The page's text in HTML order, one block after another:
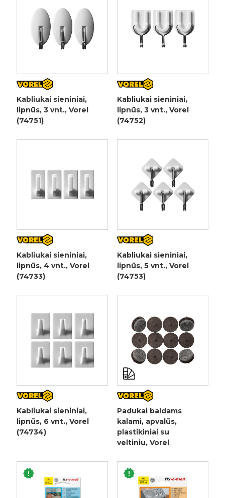
Kabliukai sieniniai,
lipnūs, 3 vnt., Vorel
(74751)
Kabliukai sieniniai,
lipnūs, 3 vnt., Vorel
(74752)
Kabliukai sieniniai,
lipnūs, 4 vnt., Vorel
(74733)
Kabliukai sieniniai,
lipnūs, 5 vnt., Vorel
(74753)
Kabliukai sieniniai,
lipnūs, 6 vnt., Vorel
(74734)
Padukai baldams
kalami, apvalūs,
plastikiniai su
veltiniu, Vorel